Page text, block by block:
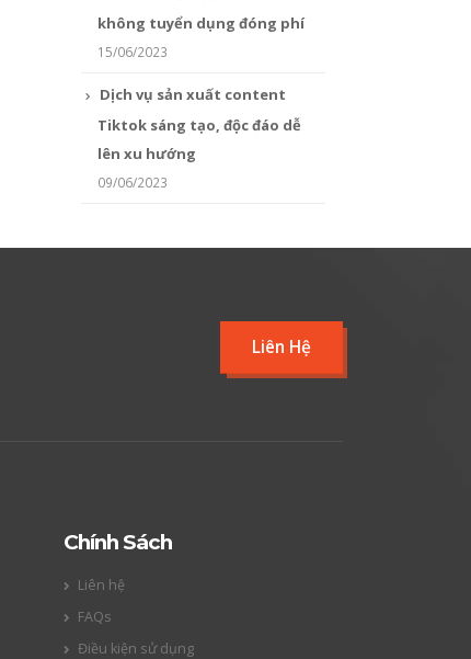
không tuyển dụng đóng phí
15/06/2023
Dịch vụ sản xuất content
Tiktok sáng tạo, độc đáo dễ
lên xu hướng
09/06/2023
Liên Hệ
Chính Sách
Liên hệ
FAQs
Điều kiện sử dụng